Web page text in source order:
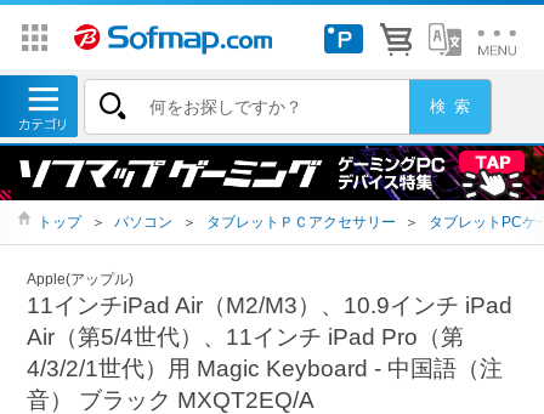
トップ ＞ パソコン ＞ タブレットＰＣアクセサリー ＞ タブレットPCケ
Apple(アップル)
11インチiPad Air（M2/M3）、10.9インチ iPad
Air（第5/4世代）、11インチ iPad Pro（第
4/3/2/1世代）用 Magic Keyboard - 中国語（注
音） ブラック MXQT2EQ/A